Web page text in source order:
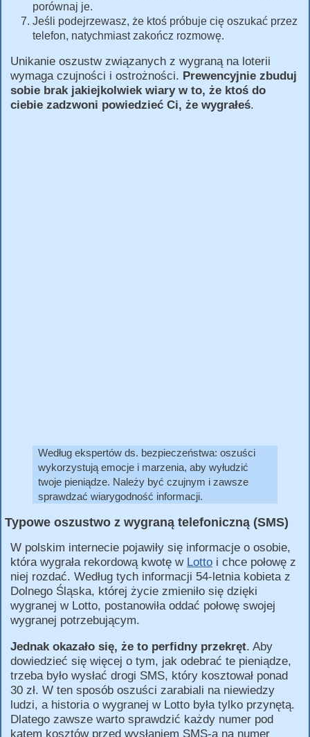
porównaj je.
Jeśli podejrzewasz, że ktoś próbuje cię oszukać przez
telefon, natychmiast zakończ rozmowę.
Unikanie oszustw związanych z wygraną na loterii
wymaga czujności i ostrożności. Prewencyjnie zbuduj
sobie brak jakiejkolwiek wiary w to, że ktoś do
ciebie zadzwoni powiedzieć Ci, że wygrałeś.
Według ekspertów ds. bezpieczeństwa: oszuści
wykorzystują emocje i marzenia, aby wyłudzić
twoje pieniądze. Należy być czujnym i zawsze
sprawdzać wiarygodność informacji.
Typowe oszustwo z wygraną telefoniczną (SMS)
W polskim internecie pojawiły się informacje o osobie,
która wygrała rekordową kwotę w Lotto i chce połowę z
niej rozdać. Według tych informacji 54-letnia kobieta z
Dolnego Śląska, której życie zmieniło się dzięki
wygranej w Lotto, postanowiła oddać połowę swojej
wygranej potrzebującym.
Jednak okazało się, że to perfidny przekręt. Aby
dowiedzieć się więcej o tym, jak odebrać te pieniądze,
trzeba było wysłać drogi SMS, który kosztował ponad
30 zł. W ten sposób oszuści zarabiali na niewiedzy
ludzi, a historia o wygranej w Lotto była tylko przynętą.
Dlatego zawsze warto sprawdzić każdy numer pod
kątem kosztów przed wysłaniem SMS-a na numer